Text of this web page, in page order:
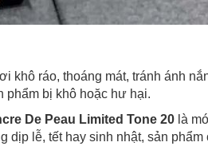
ráo, thoáng mát, tránh ánh
phẩm bị khô hoặc hư hại.
De Peau Limited Tone 20 là
lễ, tết hay sinh nhật, sản phẩm